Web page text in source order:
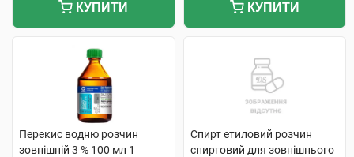
КУПИТИ КУПИТИ
Перекис водню розчин
зовнішній 3 % 100 мл 1
Спирт етиловий розчин
спиртовий для зовнішнього